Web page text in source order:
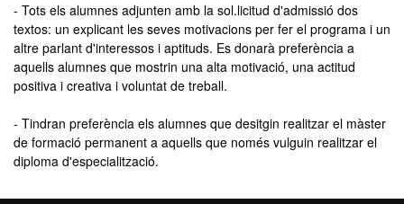
- Tots els alumnes adjunten amb la sol.licitud d'admissió dos
textos: un explicant les seves motivacions per fer el programa i un
altre parlant d'interessos i aptituds. Es donarà preferència a
aquells alumnes que mostrin una alta motivació, una actitud
positiva i creativa i voluntat de treball.
- Tindran preferència els alumnes que desitgin realitzar el màster
de formació permanent a aquells que només vulguin realitzar el
diploma d'especialització.